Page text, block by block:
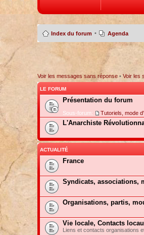
Index du forum • Agenda
Voir les messages sans réponse• Voir les
LE FORUM
Présentation du forum
Sous-forum: Tutoriels, mode
L'Anarchiste
ACTUALITÉ
France
Syndicats, associations,
Organisations, partis,
Vie locale, Contacts
Liens et contacts organisations